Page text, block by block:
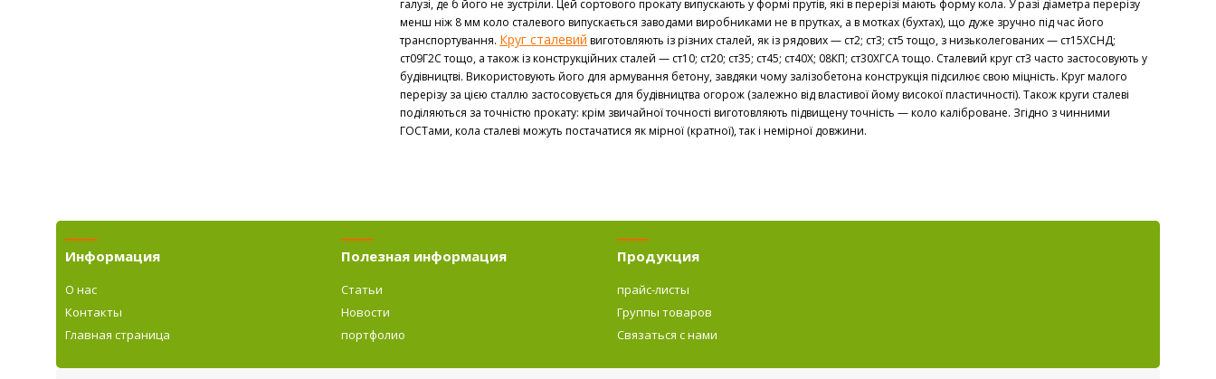
галузі, де б його не зустріли. Цей сортового прокату випускають у формі прутів, які в перерізі мають форму кола. У разі діаметра перерізу
менш ніж 8 мм коло сталевого випускається заводами виробниками не в прутках, а в мотках (бухтах), що дуже зручно під час його
транспортування. Круг сталевий виготовляють із різних сталей, як із рядових — ст2; ст3; ст5 тощо, з низьколегованих — ст15ХСНД;
ст09Г2С тощо, а також із конструкційних сталей — ст10; ст20; ст35; ст45; ст40Х; 08КП; ст30ХГСА тощо. Сталевий круг ст3 часто застосовують у
будівництві. Використовують його для армування бетону, завдяки чому залізобетона конструкція підсилює свою міцність. Круг малого
перерізу за цією сталлю застосовується для будівництва огорож (залежно від властивої йому високої пластичності). Також круги сталеві
поділяються за точністю прокату: крім звичайної точності виготовляють підвищену точність — коло каліброване. Згідно з чинними
ГОСТами, кола сталеві можуть постачатися як мірної (кратної), так і немірної довжини.
Информация
О нас
Контакты
Главная страница
Полезная информация
Статьи
Новости
портфолио
Продукция
прайс-листы
Группы товаров
Связаться с нами